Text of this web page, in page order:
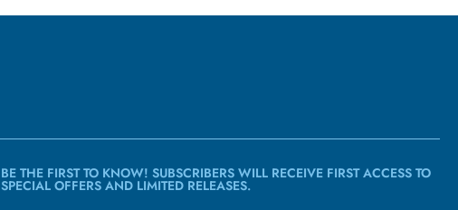
BE THE FIRST TO KNOW! SUBSCRIBERS WILL RECEIVE FIRST ACCESS TO
SPECIAL OFFERS AND LIMITED RELEASES.